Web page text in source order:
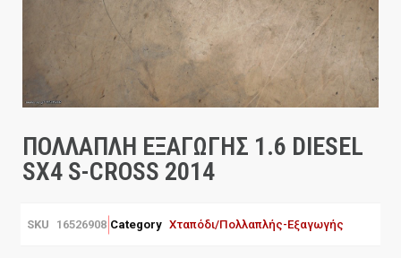
ΠΟΛΛΑΠΛΗ ΕΞΑΓΩΓΗΣ 1.6 DIESEL
SX4 S-CROSS 2014
SKU 16526908 Category Χταπόδι/Πολλαπλής-Εξαγωγής